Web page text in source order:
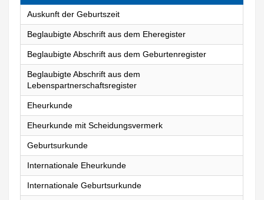
Auskunft der Geburtszeit
Beglaubigte Abschrift aus dem Eheregister
Beglaubigte Abschrift aus dem Geburtenregister
Beglaubigte Abschrift aus dem
Lebenspartnerschaftsregister
Eheurkunde
Eheurkunde mit Scheidungsvermerk
Geburtsurkunde
Internationale Eheurkunde
Internationale Geburtsurkunde